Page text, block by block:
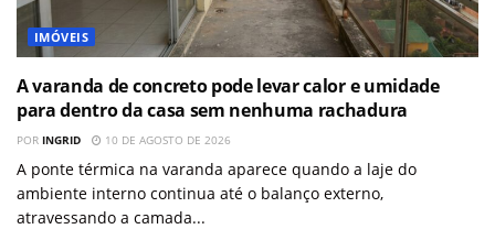
IMÓVEIS
A varanda de concreto pode levar calor e umidade
para dentro da casa sem nenhuma rachadura
POR INGRID 10 DE AGOSTO DE 2026
A ponte térmica na varanda aparece quando a laje do
ambiente interno continua até o balanço externo,
atravessando a camada...